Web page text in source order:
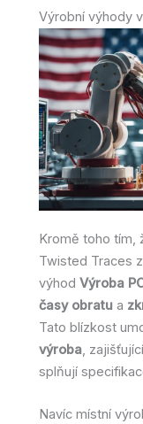
Výrobní výhody
Kromě toho tím,
Twisted Traces
výhod Výroba
časy obratu a
Tato blízkost
výroba,
splňují
Navíc místní